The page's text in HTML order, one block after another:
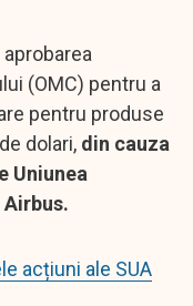
(OMC) pentru a
pentru produse
dolari, din cauza
Uniunea
acțiuni ale SUA